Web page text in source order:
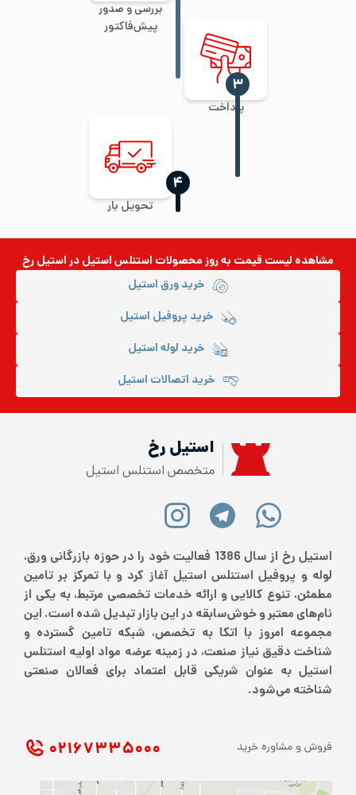
بررسی و صدور
پیش‌فاکتور
پرداخت
‍۳
تحویل بار
‍۴
مشاهده لیست قیمت به روزمحصولات استنلس استیلدر استیل رخ
خرید ورق استیل
خرید پروفیل استیل
خرید لوله استیل
خرید اتصالات استیل
استیل رخ
متخصص استنلس استیل
استیل رخ از سال 1386 فعالیت خود را در حوزه بازرگانی ورق،
لوله و پروفیل استنلس استیل آغاز کرد و با تمرکز بر تامین
مطمئن، تنوع کالایی و ارائه خدمات تخصصی مرتبط، به یکی از
نام‌های معتبر و خوش‌سابقه در این بازار تبدیل شده است. این
مجموعه امروز با اتکا به تخصص، شبکه تامین گسترده و
شناخت دقیق نیاز صنعت، در زمینه عرضه مواد اولیه استنلس
استیل به عنوان شریکی قابل اعتماد برای فعالان صنعتی
شناخته می‌شود.
فروش و مشاوره خرید ۰۲۱ ۶۷۳۳۵۰۰۰